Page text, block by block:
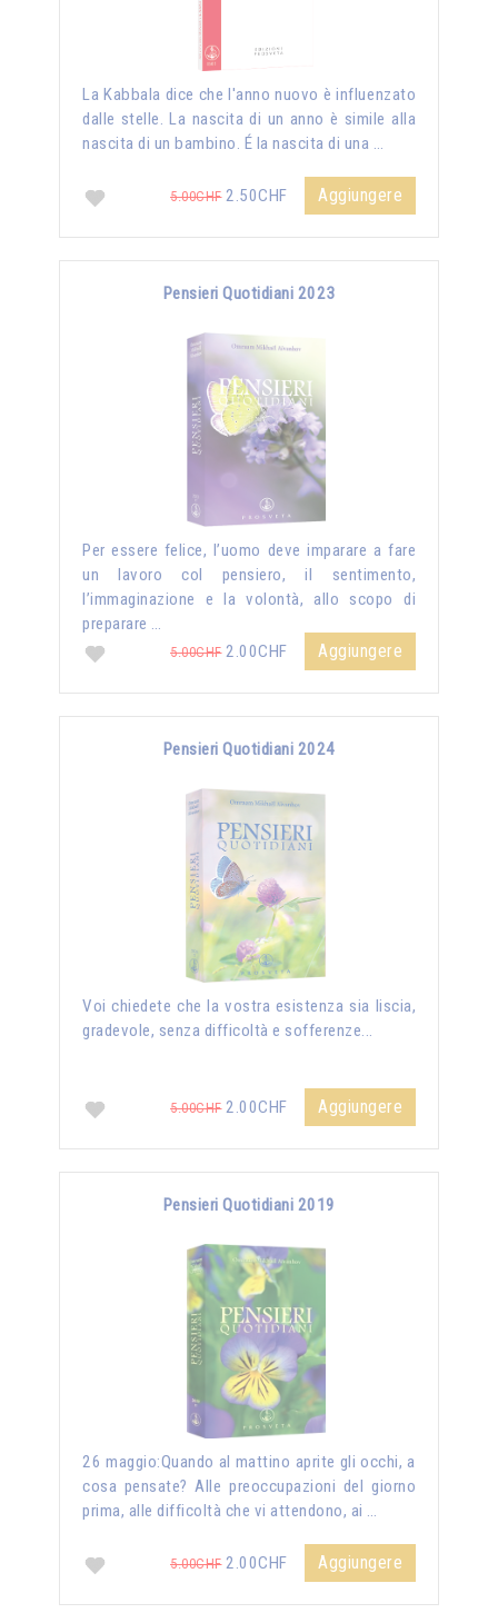
La Kabbala dice che l'anno nuovo è influenzato
dalle stelle. La nascita di un anno è simile alla
nascita di un bambino. É la nascita di una …
5.00CHF2.50CHF Aggiungere
Pensieri Quotidiani 2023
Per essere felice, l’uomo deve imparare a fare
un lavoro col pensiero, il sentimento,
l’immaginazione e la volontà, allo scopo di
preparare …
5.00CHF2.00CHF Aggiungere
Pensieri Quotidiani 2024
Voi chiedete che la vostra esistenza sia liscia,
gradevole, senza difficoltà e sofferenze...
5.00CHF2.00CHF Aggiungere
Pensieri Quotidiani 2019
26 maggio:Quando al mattino aprite gli occhi, a
cosa pensate? Alle preoccupazioni del giorno
prima, alle difficoltà che vi attendono, ai …
5.00CHF2.00CHF Aggiungere